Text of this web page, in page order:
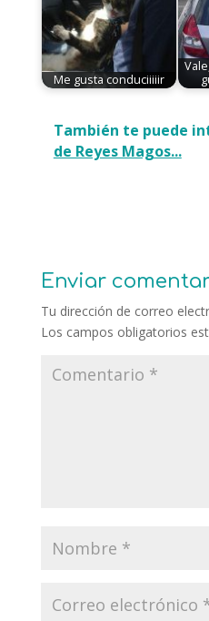
Me gusta conduciiiiir
También te puede
de Reyes Magos...
Enviar
Tu dirección de correo
Los campos obligatorios